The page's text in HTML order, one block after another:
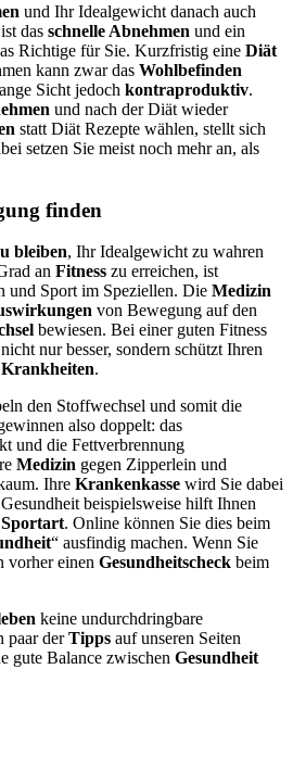
und Ihr Idealgewicht danach auch
das schnelle Abnehmen und ein
Richtige für Sie. Kurzfristig eine Diät
kann zwar das Wohlbefinden
Sicht jedoch kontraproduktiv.
und nach der Diät wieder
statt Diät Rezepte wählen, stellt sich
setzen Sie meist noch mehr an, als
finden
bleiben, Ihr Idealgewicht zu wahren
an Fitness zu erreichen, ist
und Sport im Speziellen. Die Medizin
von Bewegung auf den
bewiesen. Bei einer guten Fitness
nicht nur besser, sondern schützt Ihren
Krankheiten.
den Stoffwechsel und somit die
also doppelt: das
und die Fettverbrennung
Medizin gegen Zipperlein und
Ihre Krankenkasse wird Sie dabei
beispielsweise hilft Ihnen
. Online können Sie dies beim
“ ausfindig machen. Wenn Sie
vorher einen Gesundheitscheck beim
keine undurchdringbare
paar derTipps auf unseren Seiten
gute Balance zwischen Gesundheit